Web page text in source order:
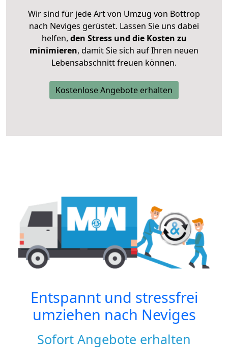
Wir sind für jede Art von Umzug von Bottrop
nach Neviges gerüstet. Lassen Sie uns dabei
helfen, den Stress und die Kosten zu
minimieren, damit Sie sich auf Ihren neuen
Lebensabschnitt freuen können.
Kostenlose Angebote erhalten
Entspannt und stressfrei
umziehen nach Neviges
Sofort Angebote erhalten